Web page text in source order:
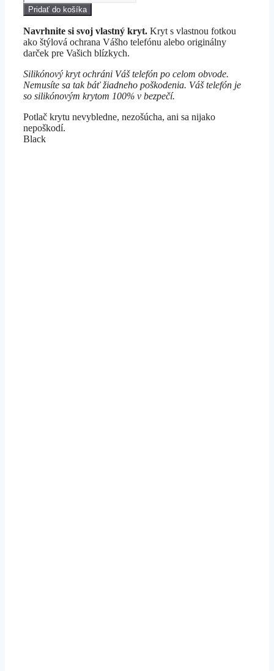
Pridať do košíka
Navrhnite si svoj vlastný kryt. Kryt s vlastnou fotkou
ako štýlová ochrana Vášho telefónu alebo originálny
darček pre Vašich blízkych.
Silikónový kryt ochráni Váš telefón po celom obvode.
Nemusíte sa tak báť žiadneho poškodenia. Váš telefón je
so silikónovým krytom 100% v bezpečí.
Potlač krytu nevybledne, nezošúcha, ani sa nijako
nepoškodí.
Black